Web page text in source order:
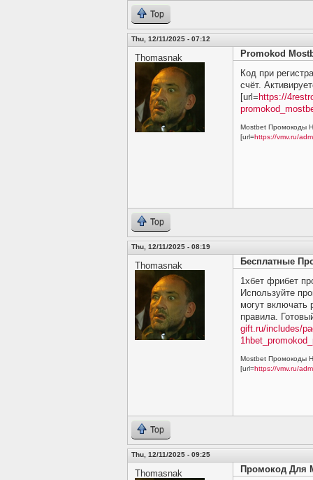
Top
Thu, 12/11/2025 - 07:12
Thomasnak
Promokod
Код при
счёт.
[url= https://
Mostbet Промокоды
[url=https://vmv.ru/
Top
Thu, 12/11/2025 - 08:19
Thomasnak
Бесплатные
1хбет фрибет
Используйте
могут включать
правила.
gift.ru/includes/
Mostbet Промокоды
[url=https://vmv.ru/
Top
Thu, 12/11/2025 - 09:25
Thomasnak
Промокод Для